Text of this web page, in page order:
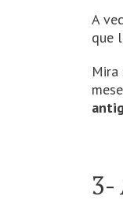
A
que
Mira
3-